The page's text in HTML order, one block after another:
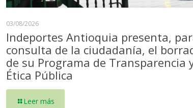
03/08/2026
Indeportes Antioquia presenta,
consulta de la ciudadanía, el
de su Programa de Transparencia
Ética Pública
Leer más